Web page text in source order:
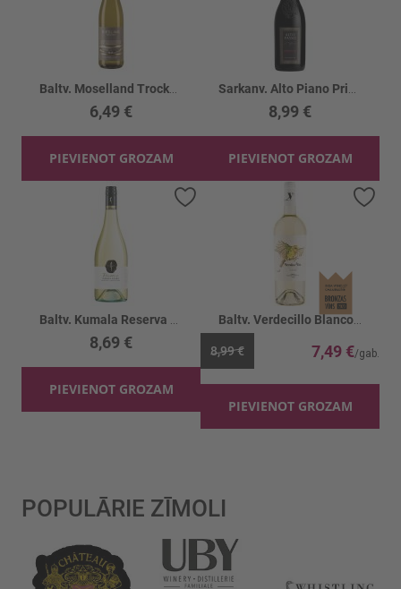
6,49 €
PIEVIENOT GROZAM
8,99 €
PIEVIENOT GROZAM
8,69 €
PIEVIENOT GROZAM
Pievienot vēlmju sarakstam
8,99 € 7,49 €
PIEVIENOT GROZAM
POPULĀRIE ZĪMOLI